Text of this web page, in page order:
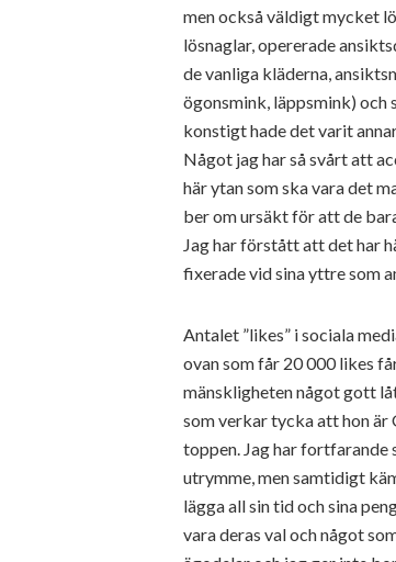
men också väldigt mycket
lösnaglar, opererade
de vanliga kläderna,
ögonsmink, läppsmink) och
konstigt hade det varit
Något jag har så svårt att
här ytan som ska vara det
ber om ursäkt för att de
Jag har förstått att det har
fixerade vid sina yttre som
Antalet ”likes” i sociala
ovan som får 20 000 likes
mänskligheten något gott
som verkar tycka att hon är
toppen. Jag har
utrymme, men samtidigt
lägga all sin tid och sina
vara deras val och något